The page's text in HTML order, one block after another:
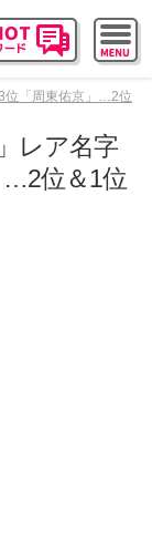
位「周東佑京」…2位
レア名字
位＆1位